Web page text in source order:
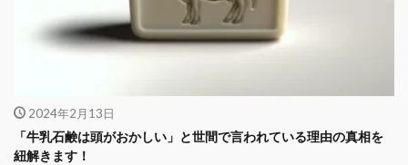
2024年2月13日
「牛乳石鹸は頭がおかしい」と世間で言われている理由の真相を
紐解きます！